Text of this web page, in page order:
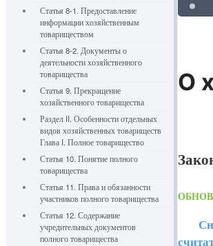
Статья 8-1. Предоставление
информации хозяйственным
товариществом
Статья 8-2. Документы о
деятельности хозяйственного
товарищества
Статья 9. Прекращение
хозяйственного товарищества
Раздел II. Особенности отдельных
видов хозяйственных товариществ
Глава I. Полное товарищество
Статья 10. Понятие полного
товарищества
Статья 11. Права и обязанности
участников полного товарищества
Статья 12. Содержание
учредительных документов
полного товарищества
О